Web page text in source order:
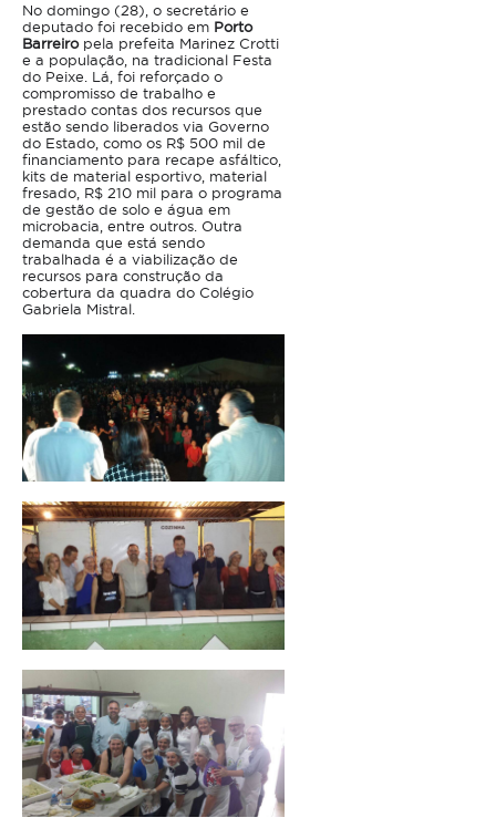
No domingo (28), o secretário e
deputado foi recebido em Porto
Barreiropela prefeita Marinez Crotti
e a população, na tradicional Festa
do Peixe. Lá, foi reforçado o
compromisso de trabalho e
prestado contas dos recursos que
estão sendo liberados via Governo
do Estado, como os R$ 500 mil de
financiamento para recape asfáltico,
kits de material esportivo, material
fresado, R$ 210 mil para o programa
de gestão de solo e água em
microbacia, entre outros. Outra
demanda que está sendo
trabalhada é a viabilização de
recursos para construção da
cobertura da quadra do Colégio
Gabriela Mistral.